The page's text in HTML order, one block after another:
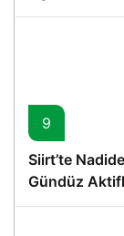
Proje
9
Siirt’te
Gündüz